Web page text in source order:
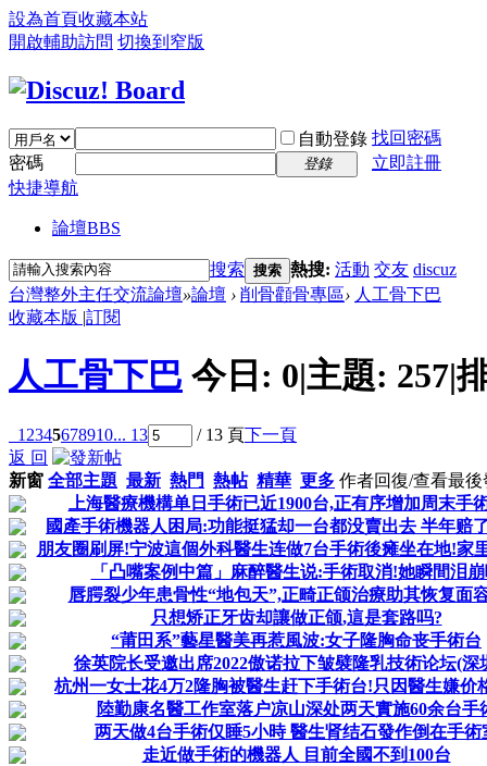
設為首頁收藏本站
開啟輔助訪問 切換到窄版
自動登錄 找回密碼
密碼
登錄
立即註冊
快捷導航
論壇BBS
搜索 搜索 熱搜: 活動 交友 discuz
台灣整外主任交流論壇»論壇 › 削骨顴骨專區› 人工骨下巴
收藏本版 |訂閱
人工骨下巴 今日: 0|主題: 257|
1 2345678910... 13 / 13 頁下一頁
返 回
新窗 全部主題 最新 熱門 熱帖 精華 更多 作者回復/查看最後
上海醫療機構单日手術已近1900台,正有序增加周末手
國產手術機器人困局:功能挺猛却一台都没賣出去 半年赔
朋友圈刷屏!宁波這個外科醫生连做7台手術後瘫坐在地!家
「凸嘴案例中篇」麻醉醫生说:手術取消!她瞬間泪
唇腭裂少年患骨性“地包天”,正畸正颌治療助其恢复面
只想矫正牙齿却讓做正颌,這是套路吗?
“莆田系”藝星醫美再惹風波:女子隆胸命丧手術台
徐英院长受邀出席2022傲诺拉下皱襞隆乳技術论坛(深
杭州一女士花4万2隆胸被醫生赶下手術台!只因醫生嫌价
陸勤康名醫工作室落户凉山深处两天實施60余台手
两天做4台手術仅睡5小時 醫生肾结石發作倒在手術
走近做手術的機器人 目前全國不到100台